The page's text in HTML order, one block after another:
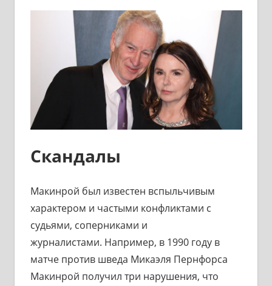
Скандалы
Макинрой был известен вспыльчивым
характером и частыми конфликтами с
судьями, соперниками и
журналистами. Например, в 1990 году в
матче против шведа Микаэля Пернфорса
Макинрой получил три нарушения, что